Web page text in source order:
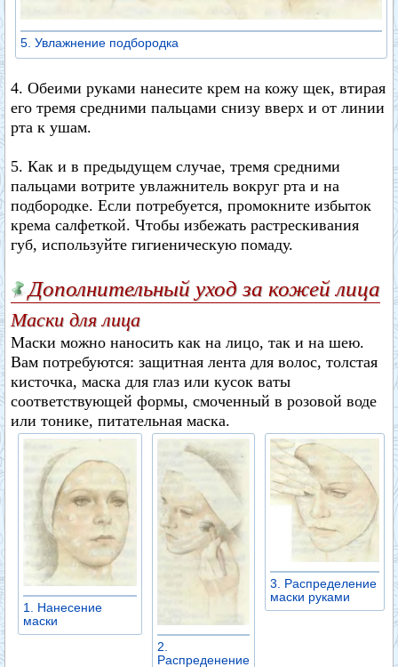
5. Увлажнение подбородка
4. Обеими руками нанесите крем на кожу щек, втирая
его тремя средними пальцами снизу вверх и от линии
рта к ушам.
5. Как и в предыдущем случае, тремя средними
пальцами вотрите увлажнитель вокруг рта и на
подбородке. Если потребуется, промокните избыток
крема салфеткой. Чтобы избежать растрескивания
губ, используйте гигиеническую помаду.
Дополнительный уход за кожей лица
Маски для лица
Маски можно наносить как на лицо, так и на шею.
Вам потребуются: защитная лента для волос, толстая
кисточка, маска для глаз или кусок ваты
соответствующей формы, смоченный в розовой воде
или тонике, питательная маска.
1. Нанесение
маски
2.
Распреденение
3. Распределение
маски руками